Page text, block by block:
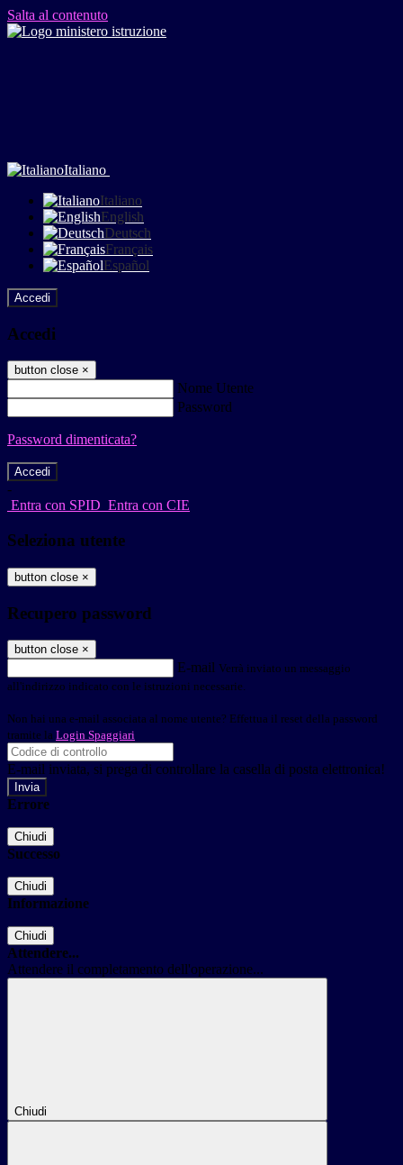
Salta al contenuto
Italiano
Italiano
English
Deutsch
Français
Español
Accedi
Accedi
button close ×
Nome Utente
Password
Password dimenticata?
-
Entra con SPID Entra con CIE
Seleziona utente
button close ×
Recupero password
button close ×
E-mail Verrà inviato un messaggio
all'indirizzo indicato con le istruzioni necessarie.
Non hai una e-mail associata al nome utente? Effettua il reset della password
tramite la Login Spaggiari
E-mail inviata, si prega di controllare la casella di posta elettronica!
Errore
Chiudi
Successo
Chiudi
Informazione
Chiudi
Attendere...
Attendere il completamento dell'operazione...
Chiudi